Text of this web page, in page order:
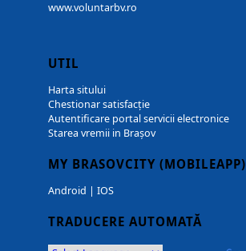
www.voluntarbv.ro
UTIL
Harta sitului
Chestionar satisfacție
Autentificare portal servicii electronice
Starea vremii in Brașov
MY BRASOVCITY (MOBILEAPP)
Android | IOS
TRADUCERE AUTOMATĂ